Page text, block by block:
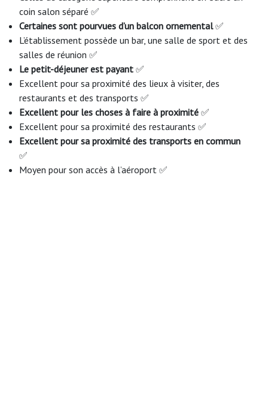
coin salon séparé ✅
Certaines sont pourvues d’un balcon ornemental✅
L’établissement possède un bar, une salle de sport et des
salles de réunion ✅
Le petit-déjeuner est payant ✅
Excellent pour sa proximité des lieux à visiter, des
restaurants et des transports ✅
Excellent pour les choses à faire à proximité ✅
Excellent pour sa proximité des restaurants ✅
Excellent pour sa proximité des transports en commun
✅
Moyen pour son accès à l’aéroport ✅